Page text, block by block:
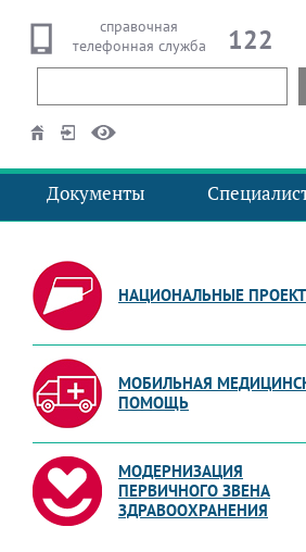
справочная
телефонная служба
122
Документы
НАЦИОНАЛЬНЫЕ
МОБИЛЬНАЯ
ПОМОЩЬ
МОДЕРНИЗАЦИЯ
ПЕРВИЧНОГО ЗВЕНА
ЗДРАВООХРАНЕНИЯ